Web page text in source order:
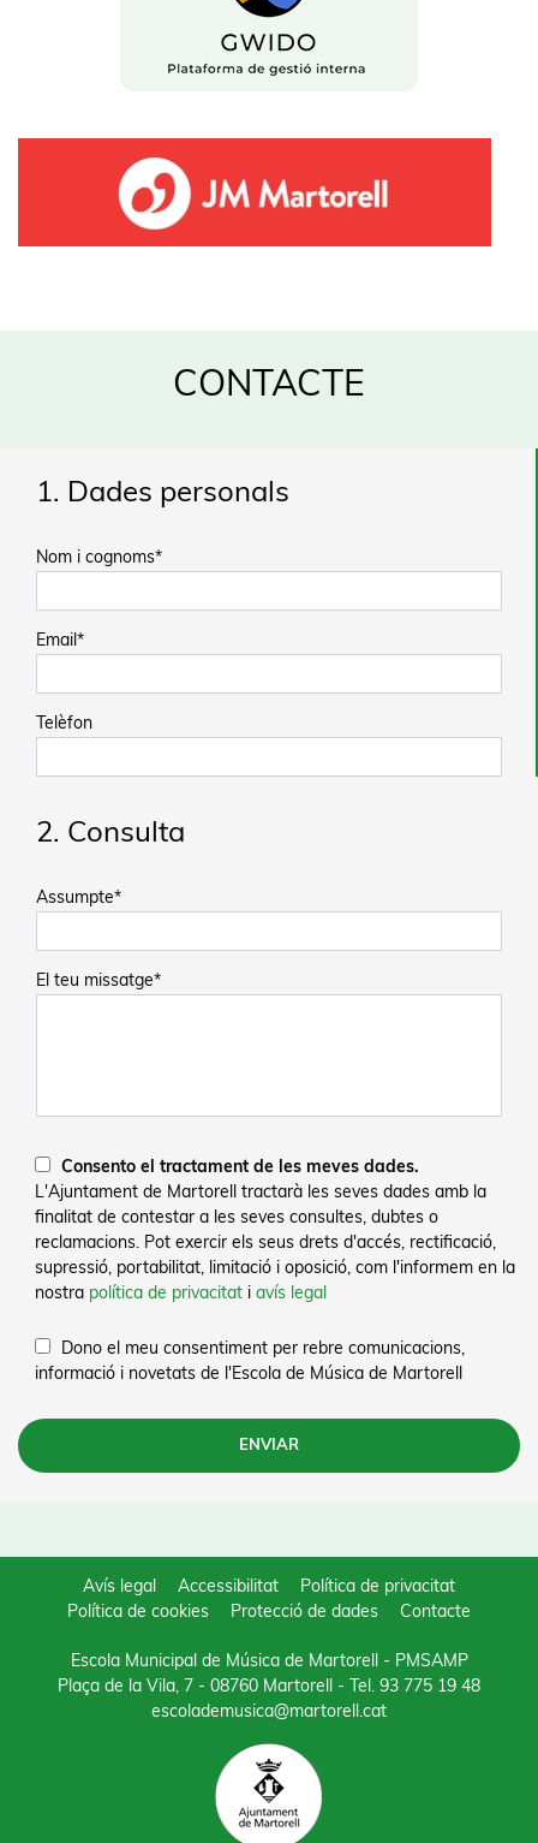
CONTACTE
1. Dades personals
Nom i cognoms*
Email*
Telèfon
2. Consulta
Assumpte*
El teu missatge*
Consento el tractament de les meves dades.
L'Ajuntament de Martorell tractarà les seves dades amb la
finalitat de contestar a les seves consultes, dubtes o
reclamacions. Pot exercir els seus drets d'accés, rectificació,
supressió, portabilitat, limitació i oposició, com l'informem en la
nostra política de privacitat i avís legal
Dono el meu consentiment per rebre comunicacions,
informació i novetats de l'Escola de Música de Martorell
Avís legal Accessibilitat
Política de privacitat
Política de cookies
Protecció de dades Contacte
Escola Municipal de Música de Martorell - PMSAMP
Plaça de la Vila, 7 - 08760 Martorell - Tel. 93 775 19 48
escolademusica@martorell.cat